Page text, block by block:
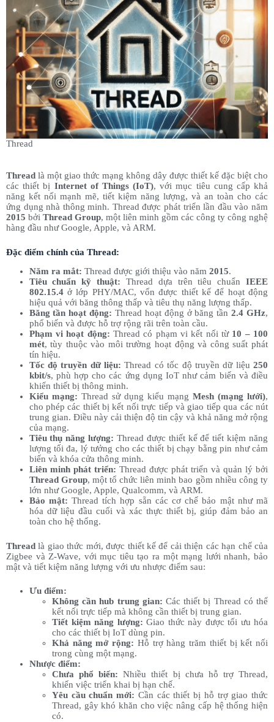
Thread
Thread là một giao thức mạng không dây được thiết kế đặc biệt cho
các thiết bị Internet of Things (IoT), với mục tiêu cung cấp khả
năng kết nối mạnh mẽ, tiết kiệm năng lượng, và an toàn cho các
ứng dụng nhà thông minh. Thread được phát triển lần đầu vào năm
2015 bởi Thread Group, một liên minh gồm các công ty công nghệ
hàng đầu như Google, Apple, và ARM.
Đặc điểm chính của Thread:
Năm ra mắt: Thread được giới thiệu vào năm 2015.
Tiêu chuẩn kỹ thuật: Thread dựa trên tiêu chuẩn IEEE
802.15.4ở lớp PHY/MAC, vốn được thiết kế để hoạt động
hiệu quả với băng thông thấp và tiêu thụ năng lượng thấp.
Băng tần hoạt động: Thread hoạt động ở băng tần2.4 GHz,
phổ biến và được hỗ trợ rộng rãi trên toàn cầu.
Phạm vi hoạt động: Thread có phạm vi kết nối từ 10 – 100
mét, tùy thuộc vào môi trường hoạt động và công suất phát
tín hiệu.
Tốc độ truyền dữ liệu: Thread có tốc độ truyền dữ liệu 250
kbit/s, phù hợp cho các ứng dụng IoT như cảm biến và điều
khiển thiết bị thông minh.
Kiểu mạng: Thread sử dụng kiểu mạng Mesh (mạng lưới),
cho phép các thiết bị kết nối trực tiếp và giao tiếp qua các nút
trung gian. Điều này cải thiện độ tin cậy và khả năng mở rộng
của mạng.
Tiêu thụ năng lượng: Thread được thiết kế để tiết kiệm năng
lượng tối đa, lý tưởng cho các thiết bị chạy bằng pin như cảm
biến và khóa cửa thông minh.
Liên minh phát triển: Thread được phát triển và quản lý bởi
Thread Group, một tổ chức liên minh bao gồm nhiều công ty
lớn như Google, Apple, Qualcomm, và ARM.
Bảo mật: Thread tích hợp sẵn các cơ chế bảo mật như mã
hóa dữ liệu đầu cuối và xác thực thiết bị, giúp đảm bảo an
toàn cho hệ thống.
Thread là giao thức mới, được thiết kế để cải thiện các hạn chế của
Zigbee và Z-Wave, với mục tiêu tạo ra một mạng lưới nhanh, bảo
mật và tiết kiệm năng lượng với ưu nhược điểm sau:
Ưu điểm:
Không cần hub trung gian: Các thiết bị Thread có thể
kết nối trực tiếp mà không cần thiết bị trung gian.
Tiết kiệm năng lượng: Giao thức này được tối ưu hóa
cho các thiết bị IoT dùng pin.
Khả năng mở rộng: Hỗ trợ hàng trăm thiết bị kết nối
trong cùng một mạng.
Nhược điểm:
Chưa phổ biến: Nhiều thiết bị chưa hỗ trợ Thread,
khiến việc triển khai bị hạn chế.
Yêu cầu chuẩn mới: Cần các thiết bị hỗ trợ giao thức
Thread, gây khó khăn cho việc nâng cấp hệ thống hiện
có.